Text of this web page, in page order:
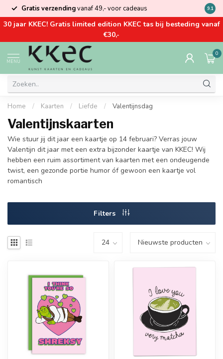
Gratis verzendingvanaf 49,- voor cadeaus Kom
9.1
30 jaar KKEC! Gratis limited edition KKEC tas bij besteding vanaf
€30,-
MENU
0
Home / Kaarten / Liefde / Valentijnsdag
Valentijnskaarten
Wie stuur jij dit jaar een kaartje op 14 februari? Verras jouw
Valentijn dit jaar met een extra bijzonder kaartje van KKEC! Wij
hebben een ruim assortiment van kaarten met een ondeugende
twist, een gezonde portie humor óf gewoon een kaartje vol
romantisch
Filters